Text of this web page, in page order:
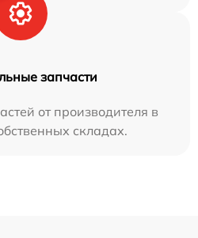
запчасти
от производителя в
складах.